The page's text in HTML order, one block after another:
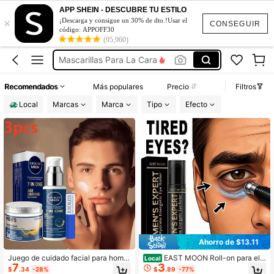
CONSEGUIR
×
APP SHEIN - DESCUBRE TU ESTILO
¡Descarga y consigue un 30% de dto.!Usar el
código: APPOFF30
(95,960)
Máscara Facial Para Hombre
Mascarillas Para La Cara
Mascarilla Para La Cara Para Hombre
Mascarillas Para La Cara
Recomendados Más populares Precio
Filtros
Local
Marcas Marca Tipo Efecto
Juego de cuidado facial para hombr
es, que incluye crema para los ojos,
$7.34 -28%
Ahorro de $13.11
Local EAST MOON Roll-on para el c
ontorno de ojos para hombre, 10 ml,
$3.89 -77%